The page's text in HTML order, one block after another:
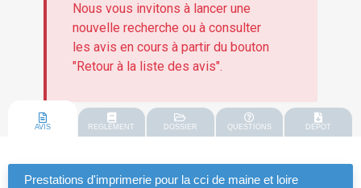
Nous vous invitons à lancer une
nouvelle recherche ou à consulter
les avis en cours à partir du bouton
"Retour à la liste des avis".
AVIS REGLEMENT DOSSIER QUESTIONS DEPOT
Prestations d'imprimerie pour la cci de maine et loire